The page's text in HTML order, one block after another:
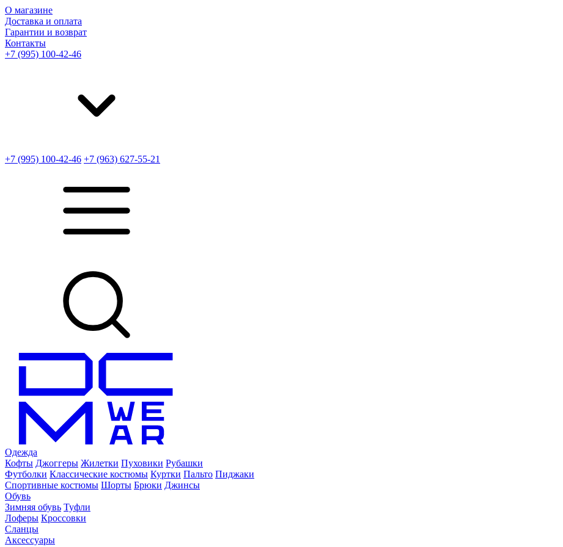
О магазине
Доставка и оплата
Гарантии и возврат
Контакты
+7 (995) 100-42-46
+7 (995) 100-42-46 +7 (963) 627-55-21
Одежда
Кофты Джоггеры Жилетки Пуховики Рубашки
Футболки Классические костюмы Куртки Пальто Пиджаки
Спортивные костюмы Шорты Брюки Джинсы
Обувь
Зимняя обувь Туфли
Лоферы Кроссовки
Сланцы
Аксессуары